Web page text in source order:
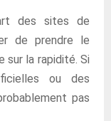
des sites de
de prendre le
sur la rapidité. Si
ou des
pas